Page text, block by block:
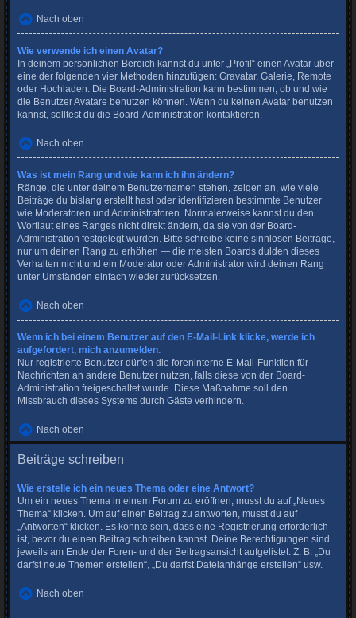
Nach oben
Wie verwende ich einen Avatar?
In deinem persönlichen Bereich kannst du unter „Profil“ einen Avatar über
eine der folgenden vier Methoden hinzufügen: Gravatar, Galerie, Remote
oder Hochladen. Die Board-Administration kann bestimmen, ob und wie
die Benutzer Avatare benutzen können. Wenn du keinen Avatar benutzen
kannst, solltest du die Board-Administration kontaktieren.
Nach oben
Was ist mein Rang und wie kann ich ihn ändern?
Ränge, die unter deinem Benutzernamen stehen, zeigen an, wie viele
Beiträge du bislang erstellt hast oder identifizieren bestimmte Benutzer
wie Moderatoren und Administratoren. Normalerweise kannst du den
Wortlaut eines Ranges nicht direkt ändern, da sie von der Board-
Administration festgelegt wurden. Bitte schreibe keine sinnlosen Beiträge,
nur um deinen Rang zu erhöhen — die meisten Boards dulden dieses
Verhalten nicht und ein Moderator oder Administrator wird deinen Rang
unter Umständen einfach wieder zurücksetzen.
Nach oben
Wenn ich bei einem Benutzer auf den E-Mail-Link klicke, werde ich
aufgefordert, mich anzumelden.
Nur registrierte Benutzer dürfen die foreninterne E-Mail-Funktion für
Nachrichten an andere Benutzer nutzen, falls diese von der Board-
Administration freigeschaltet wurde. Diese Maßnahme soll den
Missbrauch dieses Systems durch Gäste verhindern.
Nach oben
Beiträge schreiben
Wie erstelle ich ein neues Thema oder eine Antwort?
Um ein neues Thema in einem Forum zu eröffnen, musst du auf „Neues
Thema“ klicken. Um auf einen Beitrag zu antworten, musst du auf
„Antworten“ klicken. Es könnte sein, dass eine Registrierung erforderlich
ist, bevor du einen Beitrag schreiben kannst. Deine Berechtigungen sind
jeweils am Ende der Foren- und der Beitragsansicht aufgelistet. Z. B. „Du
darfst neue Themen erstellen“, „Du darfst Dateianhänge erstellen“ usw.
Nach oben